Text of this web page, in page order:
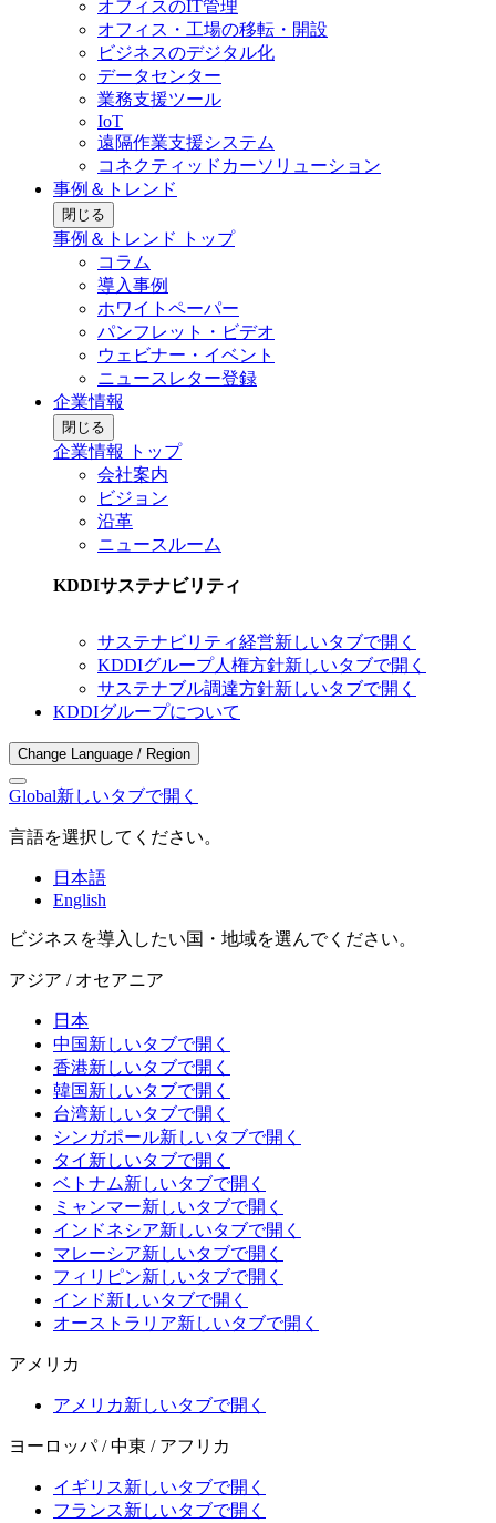
オフィスのIT管理
オフィス・工場の移転・開設
ビジネスのデジタル化
データセンター
業務支援ツール
IoT
遠隔作業支援システム
コネクティッドカーソリューション
事例＆トレンド
閉じる
事例＆トレンド トップ
コラム
導入事例
ホワイトペーパー
パンフレット・ビデオ
ウェビナー・イベント
ニュースレター登録
企業情報
閉じる
企業情報 トップ
会社案内
ビジョン
沿革
ニュースルーム
KDDIサステナビリティ
サステナビリティ経営新しいタブで開く
KDDIグループ人権方針新しいタブで開く
サステナブル調達方針新しいタブで開く
KDDIグループについて
Change Language / Region
Global新しいタブで開く
言語を選択してください。
日本語
English
ビジネスを導入したい国・地域を選んでください。
アジア / オセアニア
日本
中国新しいタブで開く
香港新しいタブで開く
韓国新しいタブで開く
台湾新しいタブで開く
シンガポール新しいタブで開く
タイ 新しいタブで開く
ベトナム新しいタブで開く
ミャンマー新しいタブで開く
インドネシア新しいタブで開く
マレーシア新しいタブで開く
フィリピン新しいタブで開く
インド新しいタブで開く
オーストラリア新しいタブで開く
アメリカ
アメリカ新しいタブで開く
ヨーロッパ / 中東 / アフリカ
イギリス新しいタブで開く
フランス新しいタブで開く